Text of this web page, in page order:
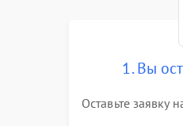
1. Вы
Оставьте заявку